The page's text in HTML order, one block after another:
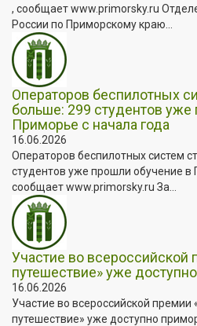
, сообщает www.primorsky.ru
России по Приморскому краю...
Операторов беспилотных
больше: 299 студентов
Приморье с начала года
16.06.2026
Операторов беспилотных систем
студентов уже прошли обучение в
сообщает www.primorsky.ru За...
Участие во всероссийской
путешествие» уже
16.06.2026
Участие во всероссийской
путешествие» уже доступно